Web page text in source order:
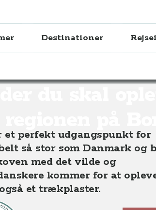
Destinationer
du skal
et perfekt udgangspunkt for
så stor som Danmark og
med det vilde og
kommer for at
et trækplaster.